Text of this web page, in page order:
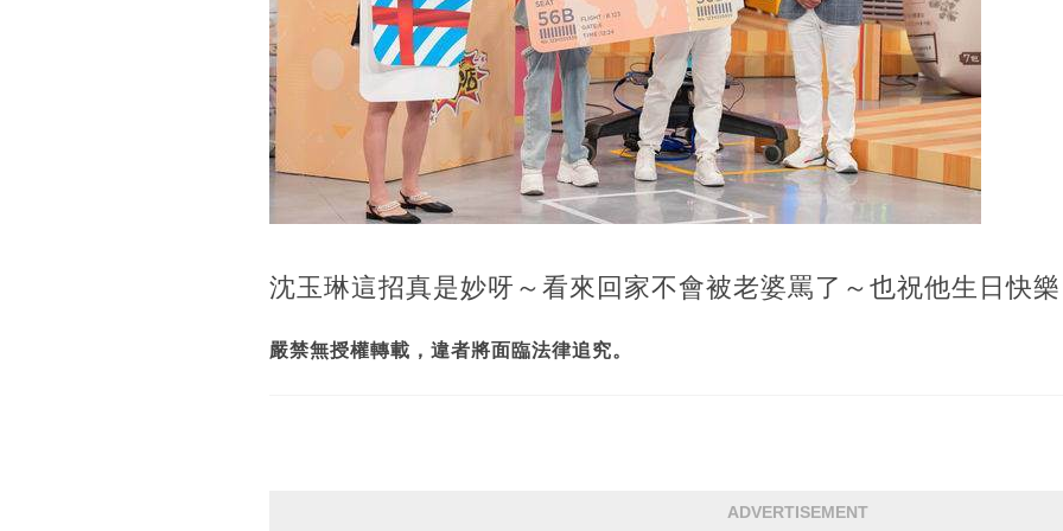
沈玉琳這招真是妙呀～看來回家不會被老婆罵了～也祝他生日快
嚴禁無授權轉載，違者將面臨法律追究。
ADVERTISEMENT